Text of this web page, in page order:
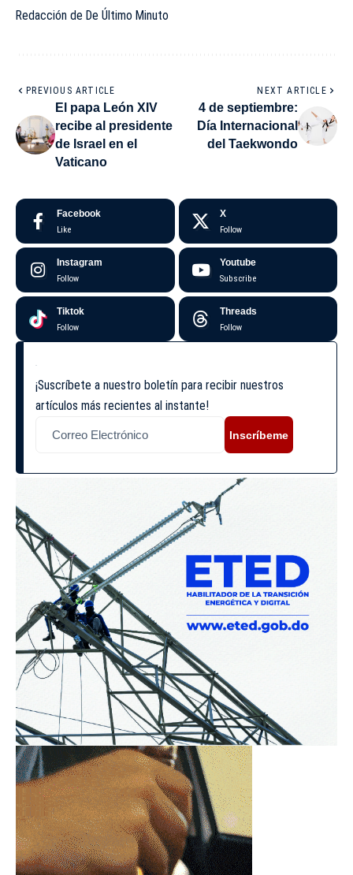
Redacción de De Último Minuto
PREVIOUS ARTICLE
El papa León XIV
recibe al presidente
de Israel en el
Vaticano
NEXT ARTICLE
4 de septiembre:
Día Internacional
del Taekwondo
Facebook
Like
X
Follow
Instagram
Follow
Youtube
Subscribe
Tiktok
Follow
Threads
Follow
¡Suscríbete a nuestro boletín para recibir nuestros
artículos más recientes al instante!
Inscríbeme